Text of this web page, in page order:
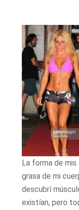
La forma de
grasa de mi
descubrí
existían, pero